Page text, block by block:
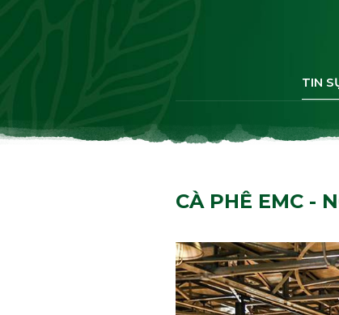
TIN
CÀ PHÊ EMC -